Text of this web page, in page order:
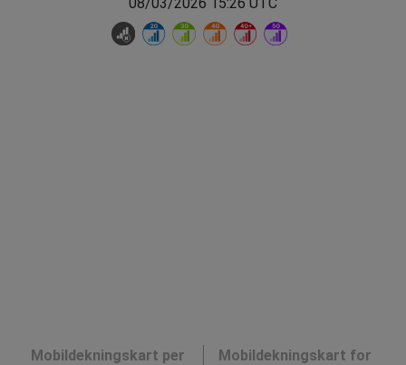
08/03/2026 15:26 UTC
Mobildekningskart per
Mobildekningskart for